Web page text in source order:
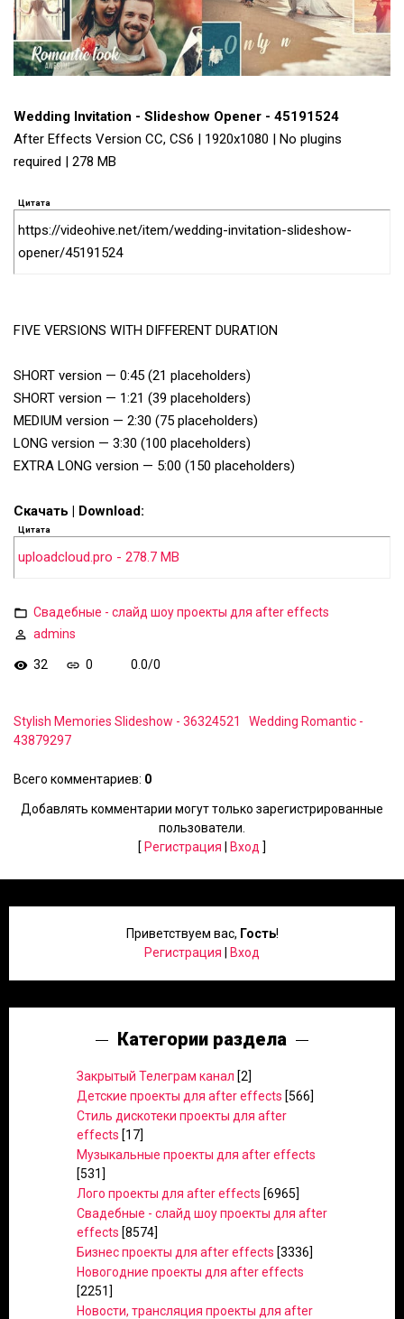
Wedding Invitation - Slideshow Opener - 45191524
After Effects Version CC, CS6 | 1920x1080 | No plugins
required | 278 MB
Цитата
https://videohive.net/item/wedding-invitation-slideshow-
opener/45191524
FIVE VERSIONS WITH DIFFERENT DURATION
SHORT version — 0:45 (21 placeholders)
SHORT version — 1:21 (39 placeholders)
MEDIUM version — 2:30 (75 placeholders)
LONG version — 3:30 (100 placeholders)
EXTRA LONG version — 5:00 (150 placeholders)
Скачать | Download:
Цитата
uploadcloud.pro - 278.7 MB
Свадебные - слайд шоу проекты для after effects
admins
32 0 0.0/0
Stylish Memories Slideshow - 36324521
Wedding Romantic -
43879297
Всего комментариев: 0
Добавлять комментарии могут только зарегистрированные
пользователи.
[ Регистрация Вход ]
Приветствуем вас, Гость!
Регистрация
Вход
Категории раздела
Закрытый Телеграм канал [2]
Детские проекты для after effects [566]
Стиль дискотеки проекты для after
effects [17]
Музыкальные проекты для after effects
[531]
Лого проекты для after effects [6965]
Свадебные - слайд шоу проекты для after
effects [8574]
Бизнес проекты для after effects [3336]
Новогодние проекты для after effects
[2251]
Новости, трансляция проекты для after